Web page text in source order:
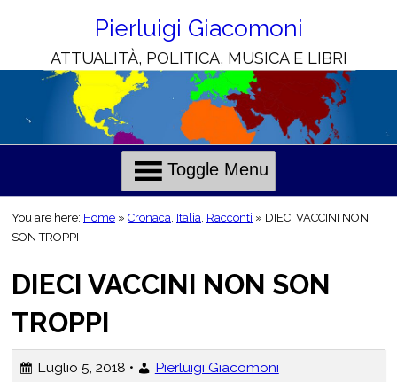
Content
Pierluigi Giacomoni
ATTUALITÀ, POLITICA, MUSICA E LIBRI
H
C
io
i
Toggle Menu
You are here: Home » Cronaca, Italia, Racconti » DIECI VACCINI NON
SON TROPPI
DIECI VACCINI NON SON
TROPPI
Luglio 5, 2018 • Pierluigi Giacomoni